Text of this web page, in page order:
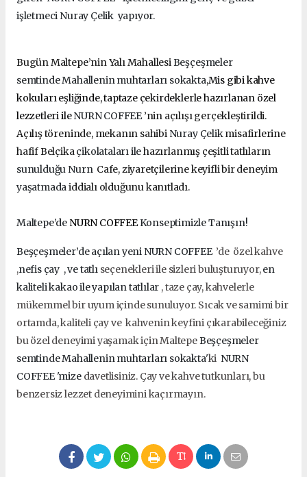
işletmeci Nuray Çelik yapıyor.
Bugün Maltepe’nin Yalı MahallesiBeşçeşmeler
semtindeMahallenin muhtarları sokakta,Mis gibi kahve
kokuları eşliğinde, taptaze çekirdeklerle hazırlanan özel
lezzetleriileNURN COFFEE’nin açılışı gerçekleştirildi.
Açılış töreninde, mekanın sahibi Nuray Çelikmisafirlerine
hafif Belçikaçikolataları ilehazırlanmış çeşitli tatlıların
sunulduğu Nurn Cafe, ziyaretçilerine keyifli bir deneyim
yaşatmadaiddialı olduğunu kanıtladı.
Maltepe’de NURN COFFEEKonseptimizle Tanışın!
Beşçeşmeler’de açılan yeni NURN COFFEE ’de özel kahve
,nefis çay , ve tatlı seçenekleri ile sizleri buluşturuyor,en
kaliteli kakao ile yapılan tatlılar , taze çay, kahvelerle
mükemmel bir uyum içinde sunuluyor. Sıcak ve samimi bir
ortamda, kaliteli çay ve kahvenin keyfini çıkarabileceğiniz
bu özel deneyimi yaşamak için MaltepeBeşçeşmeler
semtindeMahallenin muhtarları sokakta'ki NURN
COFFEE 'mize davetlisiniz. Çay ve kahve tutkunları, bu
benzersiz lezzet deneyimini kaçırmayın.